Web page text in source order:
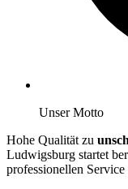
Unser Motto
Hohe Qualität zu
Ludwigsburg startet
professionellen